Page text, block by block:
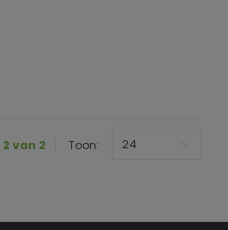
2 van 2 Toon: 24